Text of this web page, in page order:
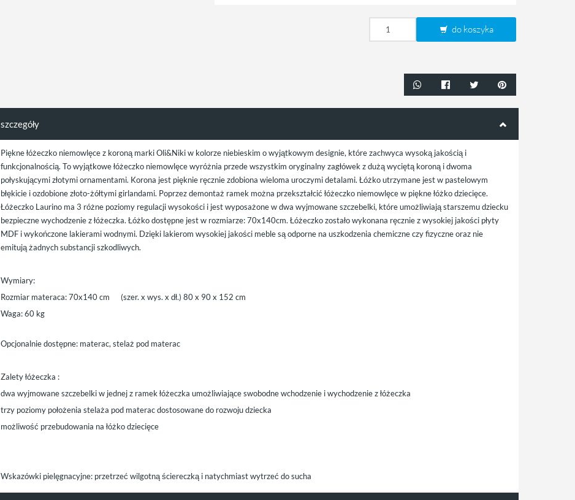
do koszyka
szczegóły
Piękne łóżeczko niemowlęce z koroną marki Oli&Niki w kolorze niebieskim o wyjątkowym designie, które zachwyca wysoką jakością i
funkcjonalnością. To wyjątkowe łóżeczko niemowlęce wyróżnia przede wszystkim oryginalny zagłówek z dużą wyciętą koroną i dwoma
połyskującymi złotymi ornamentami. Korona jest pięknie ręcznie zdobiona wieloma uroczymi detalami. Łóżko utrzymane jest w pastelowym
błękicie i ozdobione złoto-żółtymi girlandami. Poprzez demontaż ramek można przekształcić łóżeczko niemowlęce w piękne łóżko dziecięce.
Łóżeczko Laurino ma 3 różne poziomy regulacji wysokości i jest wyposażone w dwa wyjmowane szczebelki, które umożliwiają starszemu dziecku
bezpieczne wychodzenie z łóżeczka. Łóżko dostępne jest w rozmiarze: 70x140cm. Łóżeczko zostało wykonana ręcznie z wysokiej jakości płyty
MDF i wykończone lakierami wodnymi. Dzięki lakierom wysokiej jakości meble są odporne na uszkodzenia chemiczne czy fizyczne oraz nie
emitują żadnych substancji szkodliwych.
Wymiary:
Rozmiar materaca: 70x140 cm (szer. x wys. x dł.) 80 x 90 x 152 cm
Waga: 60 kg
Opcjonalnie dostępne: materac, stelaż pod materac
Zalety łóżeczka :
dwa wyjmowane szczebelki w jednej z ramek łóżeczka umożliwiające swobodne wchodzenie i wychodzenie z łóżeczka
trzy poziomy położenia stelaża pod materac dostosowane do rozwoju dziecka
możliwość przebudowania na łóżko dziecięce
Wskazówki pielęgnacyjne: przetrzeć wilgotną ściereczką i natychmiast wytrzeć do sucha